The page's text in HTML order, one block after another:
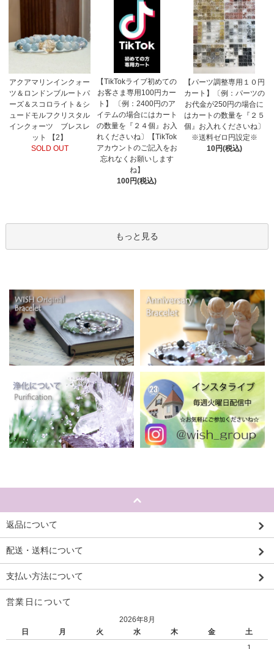
アクアマリンインクォー
ツ＆ロンドンブルートパ
ーズ＆スコロライト＆シ
ュードモルフクリスタル
インクォーツ ブレスレ
ット 【2】
SOLD OUT
【TikTokライブ初めての
お客さま専用100円カー
ト】 〔例：2400円のア
イテムの場合にはカート
の数量を『２４個』お入
れくださいね〕【TikTok
アカウントのご記入をお
忘れなくお願いします
ね】
100円(税込)
【パーツ調整専用１０円
カート】〔例：パーツの
お代金が250円の場合に
はカートの数量を『２５
個』お入れくださいね〕
※送料ゼロ円設定※
10円(税込)
もっと見る
返品について
配送・送料について
支払い方法について
営業日について
2026年8月
日
月 火 水 木 金
土